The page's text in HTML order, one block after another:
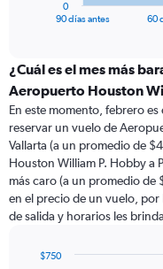
categories.
Range:
91
categories.
The
chart
has
1
Y
axis
values.
90 días antes 60
0
¿Cuál es el mes más
Aeropuerto Houston
En este momento, febrero
reservar un vuelo de
Vallarta (a un promedio de
Houston William P. Hobby a
más caro (a un promedio de
en el precio de un vuelo,
de salida y horarios les
$750